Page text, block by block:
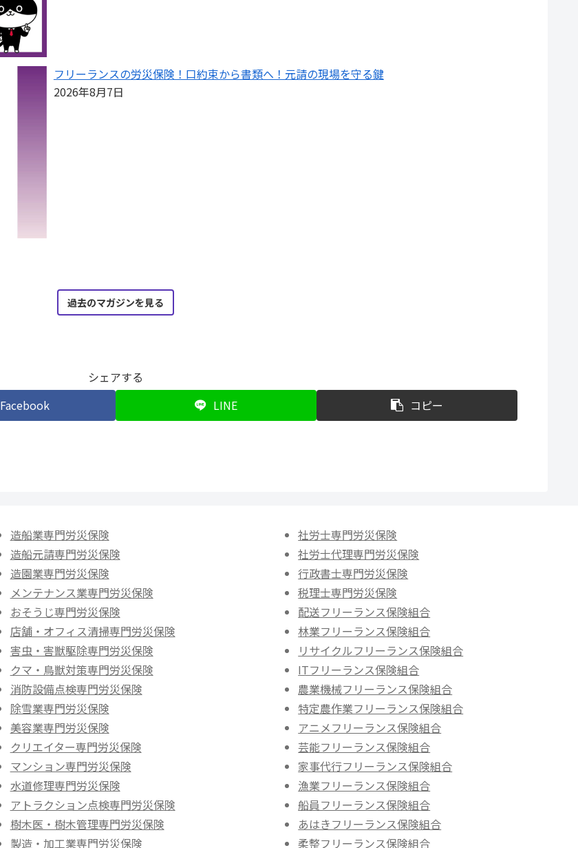
フリーランスの労災保険！口約束から書類へ！元請の現場を守る鍵
2026年8月7日
過去のマガジンを見る
シェアする
Facebook LINE コピー
造船業専門労災保険
造船元請専門労災保険
造園業専門労災保険
メンテナンス業専門労災保険
おそうじ専門労災保険
店舗・オフィス清掃専門労災保険
害虫・害獣駆除専門労災保険
クマ・鳥獣対策専門労災保険
消防設備点検専門労災保険
除雪業専門労災保険
美容業専門労災保険
クリエイター専門労災保険
マンション専門労災保険
水道修理専門労災保険
アトラクション点検専門労災保険
樹木医・樹木管理専門労災保険
製造・加工業専門労災保険
社労士専門労災保険
社労士代理専門労災保険
行政書士専門労災保険
税理士専門労災保険
配送フリーランス保険組合
林業フリーランス保険組合
リサイクルフリーランス保険組合
ITフリーランス保険組合
農業機械フリーランス保険組合
特定農作業フリーランス保険組合
アニメフリーランス保険組合
芸能フリーランス保険組合
家事代行フリーランス保険組合
漁業フリーランス保険組合
船員フリーランス保険組合
あはきフリーランス保険組合
柔整フリーランス保険組合